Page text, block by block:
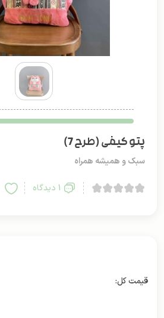
پتو کیفی (طرح 7)
سبک و همیشه همراه
1 دیدگاه